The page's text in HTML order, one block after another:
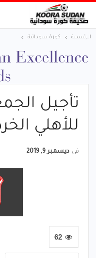
الرئيسية كورة سودانية
تأجيل
للأهلي
في ديسمبر 9, 2019
62